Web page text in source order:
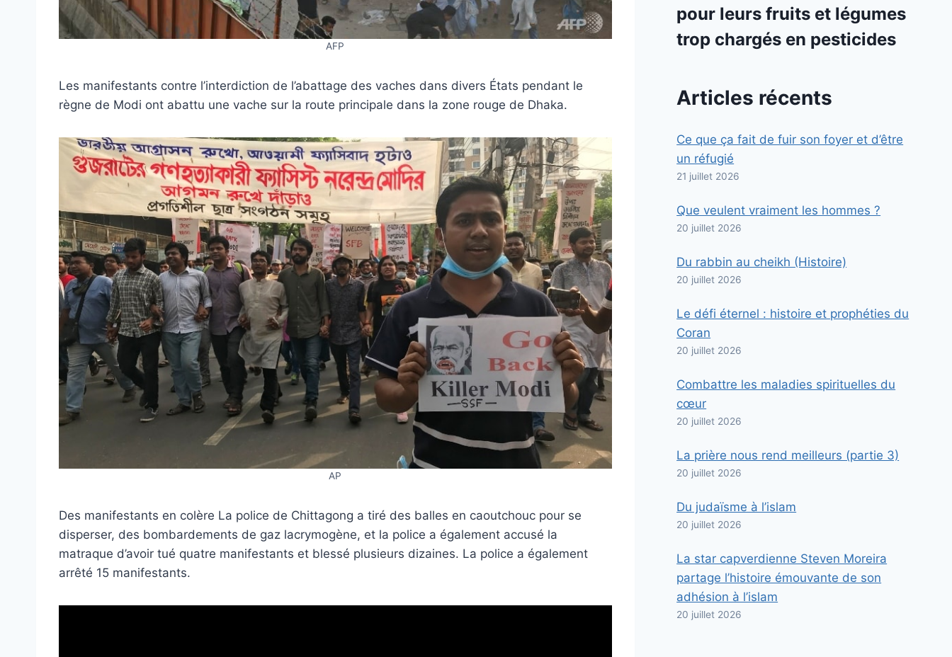
AFP
Les manifestants contre l’interdiction de l’abattage des vaches dans divers États pendant le
règne de Modi ont abattu une vache sur la route principale dans la zone rouge de Dhaka.
AP
Des manifestants en colère La police de Chittagong a tiré des balles en caoutchouc pour se
disperser, des bombardements de gaz lacrymogène, et la police a également accusé la
matraque d’avoir tué quatre manifestants et blessé plusieurs dizaines. La police a également
arrêté 15 manifestants.
pour leurs fruits et légumes
trop chargés en pesticides
Articles récents
Ce que ça fait de fuir son foyer et d’être
un réfugié
21 juillet 2026
Que veulent vraiment les hommes ?
20 juillet 2026
Du rabbin au cheikh (Histoire)
20 juillet 2026
Le défi éternel : histoire et prophéties du
Coran
20 juillet 2026
Combattre les maladies spirituelles du
cœur
20 juillet 2026
La prière nous rend meilleurs (partie 3)
20 juillet 2026
Du judaïsme à l’islam
20 juillet 2026
La star capverdienne Steven Moreira
partage l’histoire émouvante de son
adhésion à l’islam
20 juillet 2026